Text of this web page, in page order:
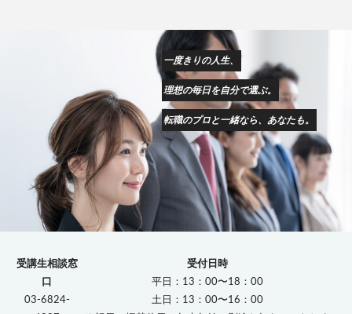
一度きりの人生、
理想の毎日を自分で選ぶ。
転職のプロと一緒なら、あなたも。
受講生相談窓
口
03-6824-
受付日時
平日：13：00〜18：00
土日：13：00〜16：00